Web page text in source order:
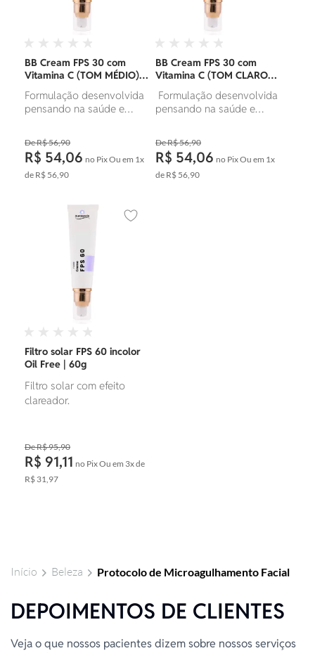
BB Cream FPS 30 com
Vitamina C (TOM MÉDIO) |
Formulação desenvolvida
pensando na saúde e
parabenos e PABA, possui
filtro solar de alta
performance e
R$ 56,90
R$ 54,06 no PixOu em 1x
de R$ 56,90
BB Cream FPS 30 com
Vitamina C (TOM CLARO) |
Formulação desenvolvida
pensando na saúde e
parabenos e PABA, possui
filtro solar de alta
performance e
R$ 56,90
R$ 54,06 no PixOu em 1x
de R$ 56,90
Filtro solar FPS 60 incolor
Oil Free | 60g
Filtro solar com efeito
clareador.
Adicionar aos favoritos
R$ 95,90
R$ 91,11 no PixOu em 3xde
R$ 31,97
Início Beleza Protocolo de Microagulhamento Facial
DEPOIMENTOS DE CLIENTES
Veja o que nossos pacientes dizem sobre nossos serviços